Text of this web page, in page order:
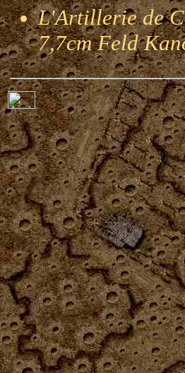
L'Artillerie de
7,7cm Feld